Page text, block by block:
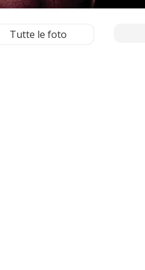
Tutte le foto